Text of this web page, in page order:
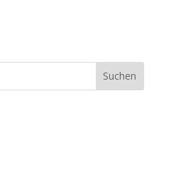
Suchen